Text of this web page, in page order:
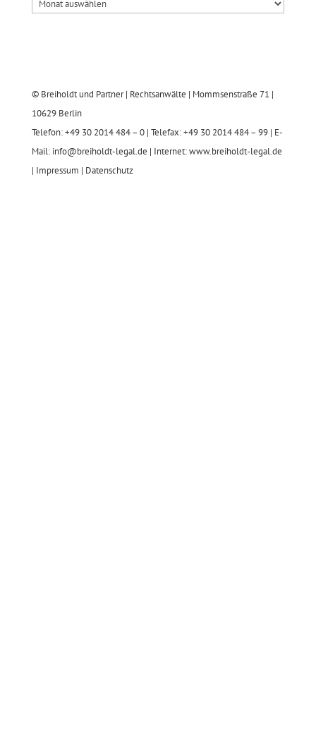
© Breiholdt und Partner | Rechtsanwälte | Mommsenstraße 71 |
10629 Berlin
Telefon: +49 30 2014 484 – 0 | Telefax: +49 30 2014 484 – 99 | E-
Mail: info@breiholdt-legal.de | Internet: www.breiholdt-legal.de
| Impressum | Datenschutz